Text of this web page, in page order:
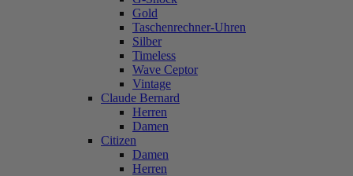
Gold
Taschenrechner-Uhren
Silber
Timeless
Wave Ceptor
Vintage
Claude Bernard
Herren
Damen
Citizen
Damen
Herren